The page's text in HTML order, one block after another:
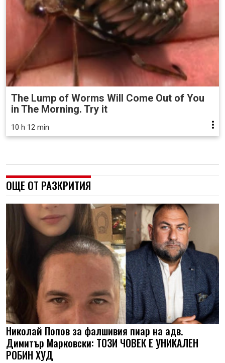
The Lump of Worms Will Come Out of You
in The Morning. Try it
10 h 12 min
ОЩЕ ОТ РАЗКРИТИЯ
Николай Попов за фалшивия пиар на адв.
Димитър Марковски: ТОЗИ ЧОВЕК Е УНИКАЛЕН
РОБИН ХУД